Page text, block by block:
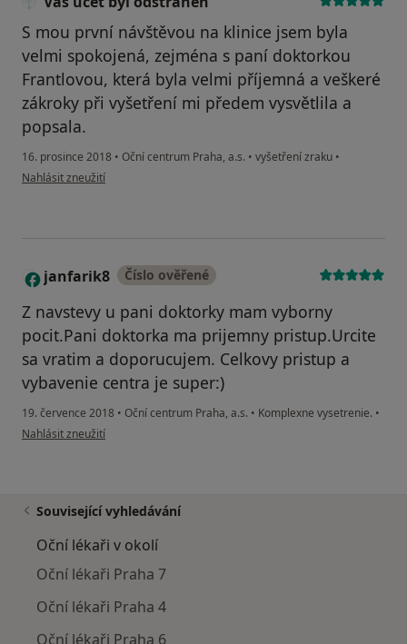
S mou první návštěvou na klinice jsem byla
velmi spokojená, zejména s paní doktorkou
Frantlovou, která byla velmi příjemná a veškeré
zákroky při vyšetření mi předem vysvětlila a
popsala.
16. prosince 2018 • Oční centrum Praha, a.s. • vyšetření zraku •
podle názoru uživatele Váš účet byl odstraněn
Nahlásit zneužití
J janfarik8 Číslo ověřené
Z navstevy u pani doktorky mam vyborny
pocit.Pani doktorka ma prijemny pristup.Urcite
sa vratim a doporucujem. Celkovy pristup a
vybavenie centra je super:)
19. července 2018 • Oční centrum Praha, a.s. • Komplexne vysetrenie. •
podle názoru uživatele janfarik8
Nahlásit zneužití
Související vyhledávání
Oční lékaři v okolí
Oční lékaři Praha 7
Oční lékaři Praha 4
Oční lékaři Praha 6